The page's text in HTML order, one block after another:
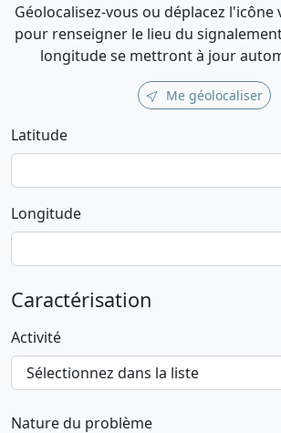
Géolocalisez-vous ou déplacez
pour renseigner le lieu du
longitude se mettront à jour
Me géolocaliser
Latitude
Longitude
Caractérisation
Activité
Nature du problème